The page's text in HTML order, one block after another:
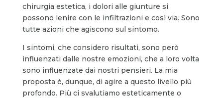
chirurgia estetica, i dolori alle giunture si
possono lenire con le infiltrazioni e così via. Sono
tutte azioni che agiscono sul sintomo.
I sintomi, che considero risultati, sono però
influenzati dalle nostre emozioni, che a loro volta
sono influenzate dai nostri pensieri. La mia
proposta è, dunque, di agire a questo livello più
profondo. Più ci svalutiamo esteticamente o